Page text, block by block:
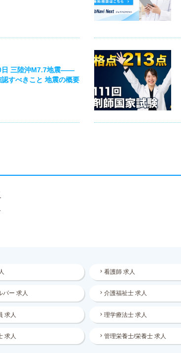
日 三陸沖M7.7地震——
すべきこと 地震の概要
看護師 求人
パー 求人 介護福祉士 求人
求人 理学療法士 求人
求人 管理栄養士/栄養士 求人